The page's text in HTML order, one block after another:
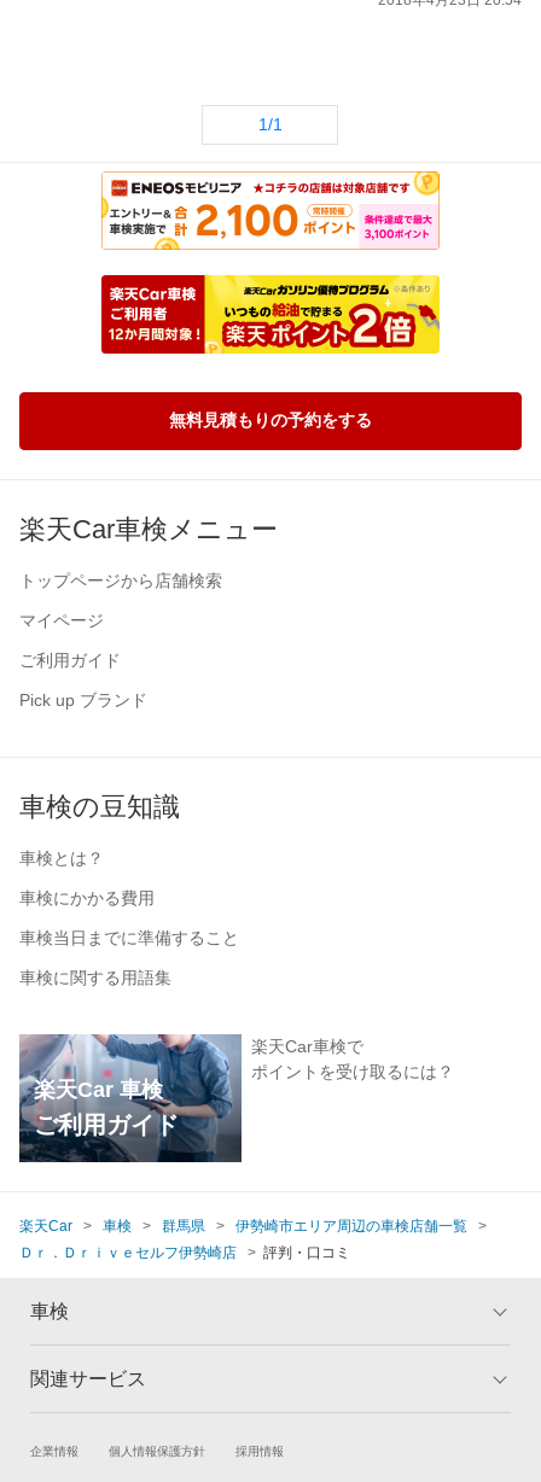
1/1
無料見積もりの予約をする
楽天Car車検メニュー
トップページから店舗検索
マイページ
ご利用ガイド
Pick up ブランド
車検の豆知識
車検とは？
車検にかかる費用
車検当日までに準備すること
車検に関する用語集
楽天Car 車検
ご利用ガイド
楽天Car車検で
ポイントを受け取るには？
楽天Car 車検 群馬県
伊勢崎市エリア周辺の車検店舗一覧
Ｄｒ．Ｄｒｉｖｅセルフ伊勢崎店
評判・口コミ
車検
トップ
車検の基礎知識 キャンペーン一覧
関連サービス
試乗・商談 新車購入
企業情報 個人情報保護方針 採用情報